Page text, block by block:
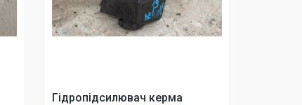
Гідропідсилювач керма